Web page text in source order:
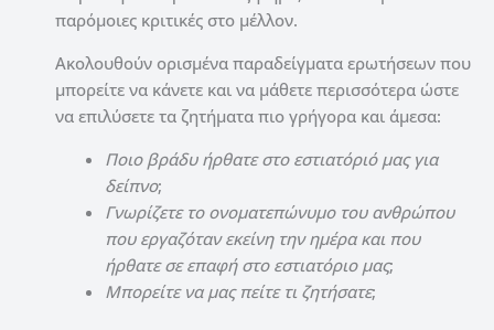
παρόμοιες κριτικές στο μέλλον.
Ακολουθούν ορισμένα παραδείγματα ερωτήσεων που
μπορείτε να κάνετε και να μάθετε περισσότερα ώστε
να επιλύσετε τα ζητήματα πιο γρήγορα και άμεσα:
Ποιο βράδυ ήρθατε στο εστιατόριό μας για
δείπνο;
Γνωρίζετε το ονοματεπώνυμο του ανθρώπου
που εργαζόταν εκείνη την ημέρα και που
ήρθατε σε επαφή στο εστιατόριο μας;
Μπορείτε να μας πείτε τι ζητήσατε;